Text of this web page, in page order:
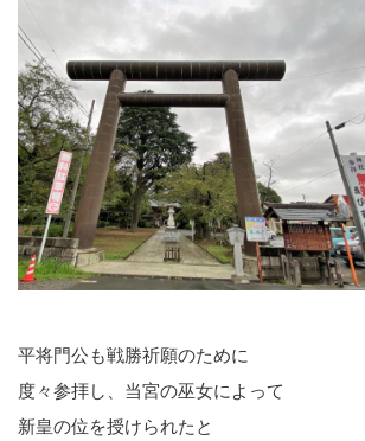
平将門公も戦勝祈願のために
度々参拝し、当宮の巫女によって
新皇の位を授けられたと